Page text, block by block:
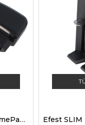
Nintendo Wii U GamePad kontrol cihazı için uygun şarj cihazı